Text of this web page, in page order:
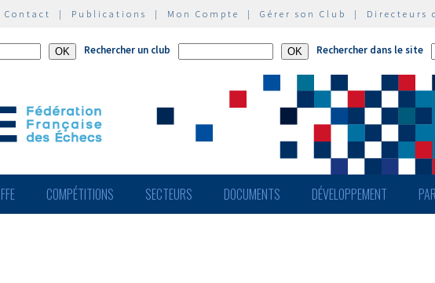
Contact | Publications | Mon Compte | Gérer son Club | Directeurs
Rechercher un club Rechercher dans le site
FFE COMPÉTITIONS SECTEURS DOCUMENTS DÉVELOPPEMENT